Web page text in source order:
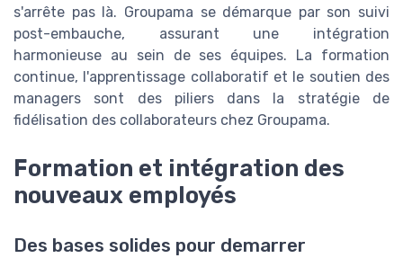
s'arrête pas là. Groupama se démarque par son suivi
post-embauche, assurant une intégration
harmonieuse au sein de ses équipes. La formation
continue, l'apprentissage collaboratif et le soutien des
managers sont des piliers dans la stratégie de
fidélisation des collaborateurs chez Groupama.
Formation et intégration des
nouveaux employés
Des bases solides pour demarrer